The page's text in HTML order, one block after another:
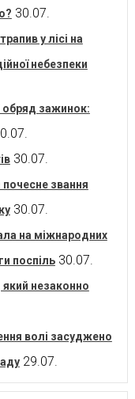
30.07.
у лісі на
небезпеки
обряд зажинок:
30.07.
почесне звання
30.07.
на міжнародних
поспіль 30.07.
незаконно
волі засуджено
29.07.